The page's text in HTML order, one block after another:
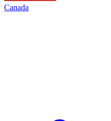
Canada